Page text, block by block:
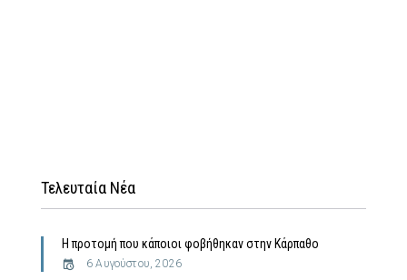
Τελευταία Νέα
Η προτομή που κάποιοι φοβήθηκαν στην Κάρπαθο
6 Αυγούστου, 2026